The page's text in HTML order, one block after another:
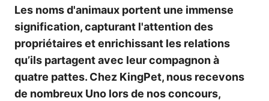
Les noms d'animaux portent une immense
signification, capturant l'attention des
propriétaires et enrichissant les relations
qu’ils partagent avec leur compagnon à
quatre pattes. Chez KingPet, nous recevons
de nombreux Uno lors de nos concours,